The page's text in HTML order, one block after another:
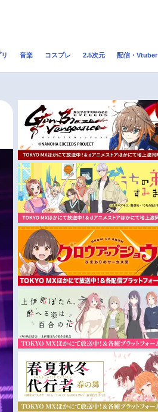
配信・Vtuber トレンド
日別一覧 秋アニメ
冬アニメ
音楽 コスプレ 2.5次元 配信・Vtuber